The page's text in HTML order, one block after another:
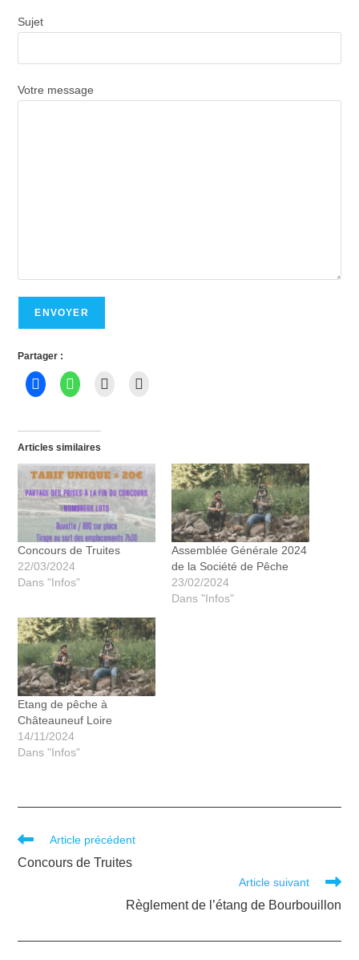
Sujet
Votre message
Partager :
Articles similaires
Concours de Truites
22/03/2024
Dans "Infos"
Assemblée Générale 2024
de la Société de Pêche
23/02/2024
Dans "Infos"
Etang de pêche à
Châteauneuf Loire
14/11/2024
Dans "Infos"
Article précédent
Concours de Truites
Article suivant
Règlement de l’étang de Bourbouillon